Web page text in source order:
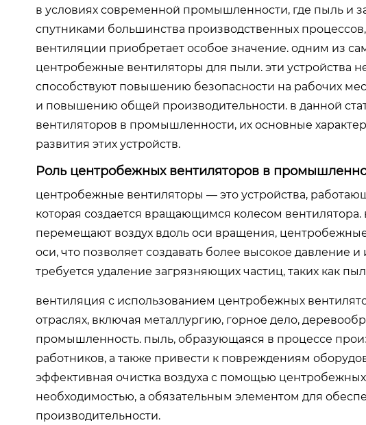
в условиях современной промышленности, где пыль
спутниками большинства производственных
вентиляции приобретает особое значение. одним из
центробежные вентиляторы для пыли. эти устройства
способствуют повышению безопасности на рабочих
и повышению общей производительности. в данной
вентиляторов в промышленности, их основные
развития этих устройств.
Роль центробежных вентиляторов в
центробежные вентиляторы — это устройства,
которая создается вращающимся колесом вентилятора.
перемещают воздух вдоль оси вращения,
оси, что позволяет создавать более высокое давление и
требуется удаление загрязняющих частиц, таких как
вентиляция с использованием центробежных
отраслях, включая металлургию, горное дело,
промышленность. пыль, образующаяся в процессе
работников, а также привести к повреждениям
эффективная очистка воздуха с помощью
необходимостью, а обязательным элементом для
производительности.